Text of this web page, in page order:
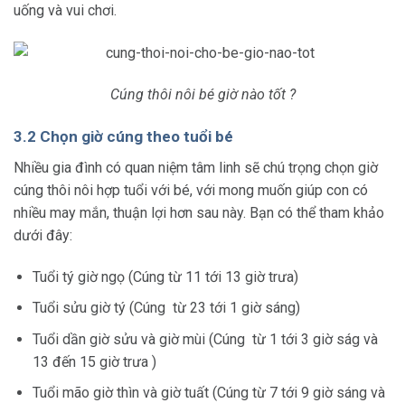
uống và vui chơi.
Cúng thôi nôi bé giờ nào tốt ?
3.2 Chọn giờ cúng theo tuổi bé
Nhiều gia đình có quan niệm tâm linh sẽ chú trọng chọn giờ
cúng thôi nôi hợp tuổi với bé, với mong muốn giúp con có
nhiều may mắn, thuận lợi hơn sau này. Bạn có thể tham khảo
dưới đây:
Tuổi tý giờ ngọ (Cúng từ 11 tới 13 giờ trưa)
Tuổi sửu giờ tý (Cúng từ 23 tới 1 giờ sáng)
Tuổi dần giờ sửu và giờ mùi (Cúng từ 1 tới 3 giờ ság và
13 đến 15 giờ trưa )
Tuổi mão giờ thìn và giờ tuất (Cúng từ 7 tới 9 giờ sáng và